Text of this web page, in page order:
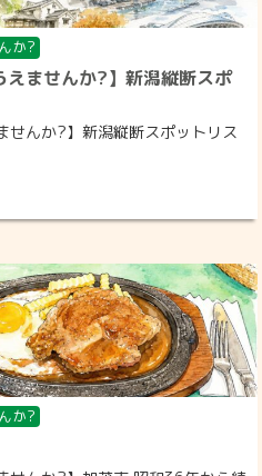
か?
えませんか?】新潟縦断スポ
せんか?】新潟縦断スポットリス
か?